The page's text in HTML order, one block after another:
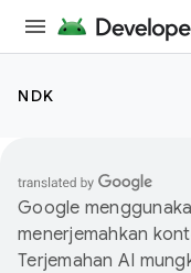
NDK
Google
menerjemahkan
Terjemahan AI